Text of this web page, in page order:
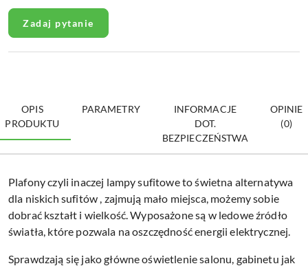
Zadaj pytanie
OPIS
PRODUKTU
PARAMETRY
INFORMACJE
DOT.
BEZPIECZEŃSTWA
OPINIE
(0)
Plafony czyli inaczej lampy sufitowe to świetna alternatywa
dla niskich sufitów , zajmują mało miejsca, możemy sobie
dobrać kształt i wielkość. Wyposażone są w ledowe źródło
światła, które pozwala na oszczędność energii elektrycznej.
Sprawdzają się jako główne oświetlenie salonu, gabinetu jak